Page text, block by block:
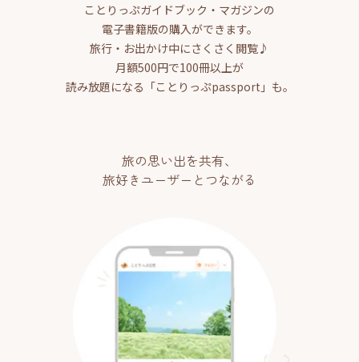
ことりっぷガイドブック・マガジンの
電子書籍版の購入ができます。
旅行・お出かけ中にさくさく閲覧♪
月額500円で100冊以上が
読み放題になる「ことりっぷpassport」も。
旅の思い出を共有、
旅好きユーザーとつながる